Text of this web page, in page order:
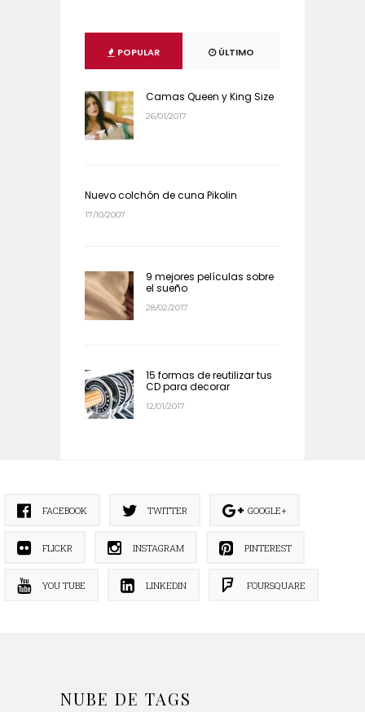
POPULAR ÚLTIMO
Camas Queen y King Size
26/01/2017
Nuevo colchón de cuna Pikolin
17/10/2007
9 mejores películas sobre
el sueño
28/02/2017
15 formas de reutilizar tus
CD para decorar
12/01/2017
FACEBOOK TWITTER GOOGLE+
FLICKR INSTAGRAM PINTEREST
YOU TUBE LINKEDIN FOURSQUARE
NUBE DE TAGS